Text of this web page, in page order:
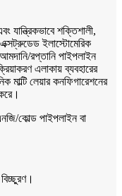
শক্তিশালী,
ইলাস্টোমেরিক
রপ্তানি পাইপলাইন
এলাকায় ব্যবহারের
লেয়ার কনফিগারেশনের
কোল্ড পাইপলাইন বা